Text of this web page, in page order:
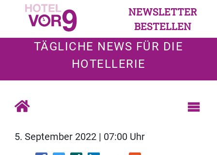
NEWSLETTER
BESTELLEN
TÄGLICHE NEWS FÜR DIE
HOTELLERIE
5. September 2022 | 07:00 Uhr